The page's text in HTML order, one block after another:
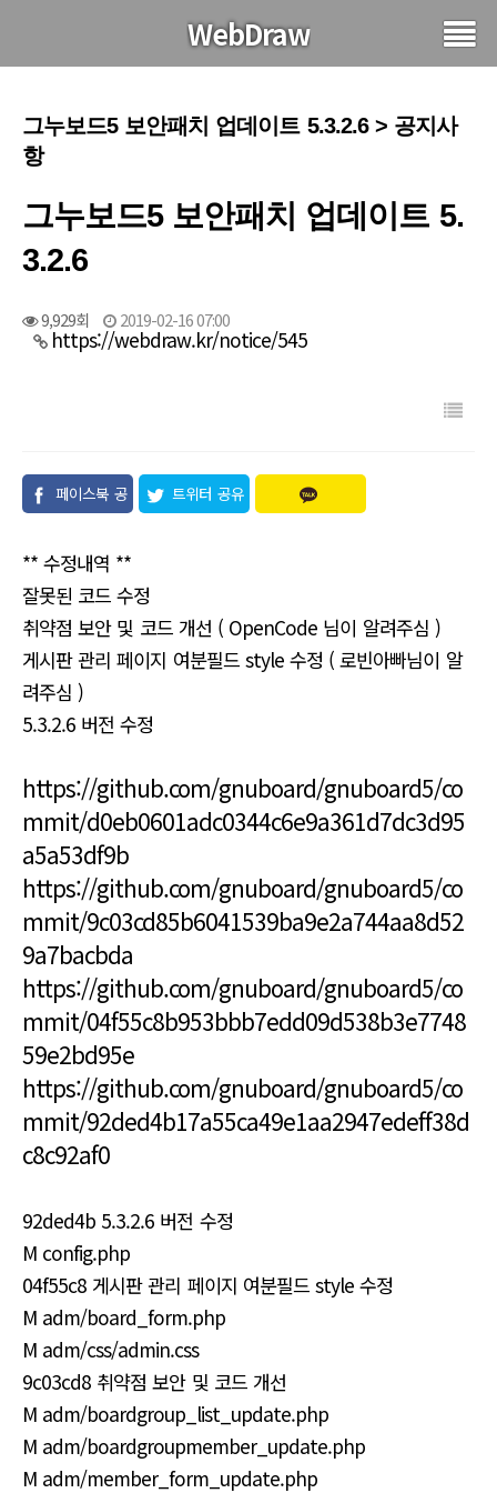
WebDraw
그누보드5 보안패치 업데이트 5.3.2.6 > 공지사
항
그누보드5 보안패치 업데이트 5.
3.2.6
9,929회 2019-02-16 07:00
https://webdraw.kr/notice/545
페이스북 공
트위터 공유
** 수정내역 **
잘못된 코드 수정
취약점 보안 및 코드 개선 ( OpenCode 님이 알려주심 )
게시판 관리 페이지 여분필드 style 수정 ( 로빈아빠님이 알
려주심 )
5.3.2.6 버전 수정
https://github.com/gnuboard/gnuboard5/co
mmit/d0eb0601adc0344c6e9a361d7dc3d95
a5a53df9b
https://github.com/gnuboard/gnuboard5/co
mmit/9c03cd85b6041539ba9e2a744aa8d52
9a7bacbda
https://github.com/gnuboard/gnuboard5/co
mmit/04f55c8b953bbb7edd09d538b3e7748
59e2bd95e
https://github.com/gnuboard/gnuboard5/co
mmit/92ded4b17a55ca49e1aa2947edeff38d
c8c92af0
92ded4b 5.3.2.6 버전 수정
M config.php
04f55c8 게시판 관리 페이지 여분필드 style 수정
M adm/board_form.php
M adm/css/admin.css
9c03cd8 취약점 보안 및 코드 개선
M adm/boardgroup_list_update.php
M adm/boardgroupmember_update.php
M adm/member_form_update.php